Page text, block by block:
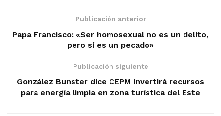
Publicación anterior
Papa Francisco: «Ser homosexual no es un delito,
pero sí es un pecado»
Publicación siguiente
González Bunster dice CEPM invertirá recursos
para energía limpia en zona turística del Este